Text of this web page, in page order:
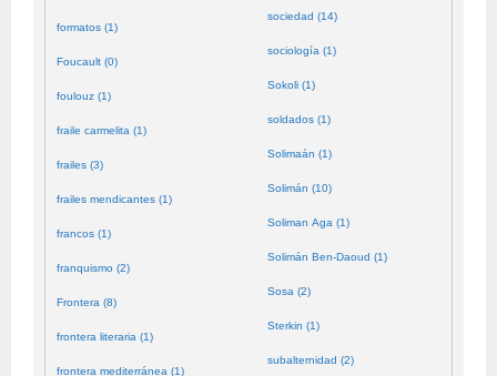
formatos (1)
Foucault (0)
foulouz (1)
fraile carmelita (1)
frailes (3)
frailes mendicantes (1)
francos (1)
franquismo (2)
Frontera (8)
frontera literaria (1)
frontera mediterránea (1)
sociedad (14)
sociología (1)
Sokoli (1)
soldados (1)
Solimaán (1)
Solimán (10)
Soliman Aga (1)
Solimán Ben-Daoud (1)
Sosa (2)
Sterkin (1)
subalternidad (2)